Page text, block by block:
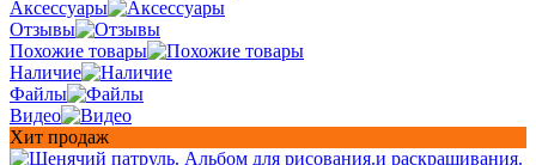
Аксессуары
Отзывы
Похожие товары
Наличие
Файлы
Видео
Хит продаж